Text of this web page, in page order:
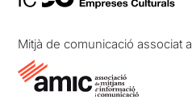
Mitjà de comunicació associat a